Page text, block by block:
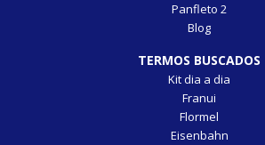
Panfleto 2
Blog
TERMOS BUSCADOS
Kit dia a dia
Franui
Flormel
Eisenbahn